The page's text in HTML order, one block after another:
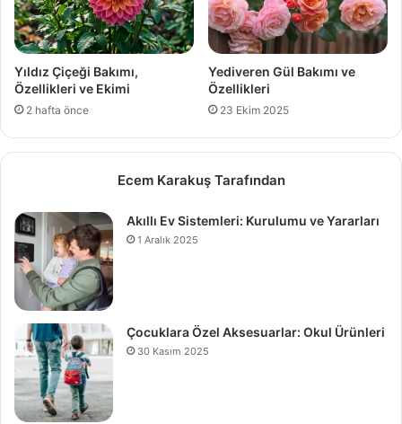
Yıldız Çiçeği Bakımı,
Özellikleri ve Ekimi
2 hafta önce
Yediveren Gül Bakımı ve
Özellikleri
23 Ekim 2025
Ecem Karakuş Tarafından
Akıllı Ev Sistemleri: Kurulumu ve Yararları
1 Aralık 2025
Çocuklara Özel Aksesuarlar: Okul Ürünleri
30 Kasım 2025